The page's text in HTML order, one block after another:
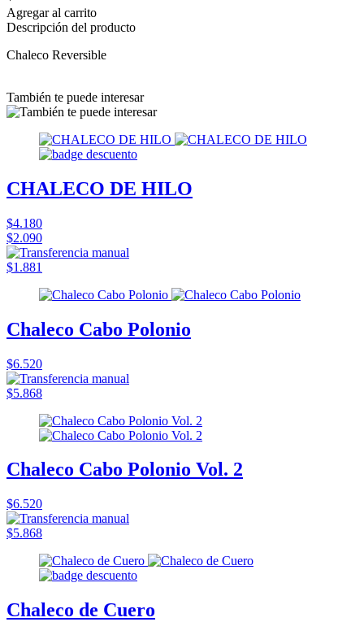
Agregar al carrito
Descripción del producto
Chaleco Reversible
También te puede interesar
CHALECO DE HILO
$4.180
$2.090
$1.881
Chaleco Cabo Polonio
$6.520
$5.868
Chaleco Cabo Polonio Vol. 2
$6.520
$5.868
Chaleco de Cuero